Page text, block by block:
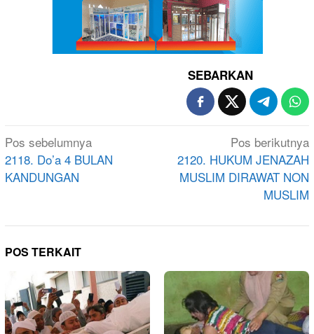
SEBARKAN
Navigasi
pos
Pos sebelumnya
2118. Do’a 4 BULAN
KANDUNGAN
Pos berikutnya
2120. HUKUM JENAZAH
MUSLIM DIRAWAT NON
MUSLIM
POS TERKAIT